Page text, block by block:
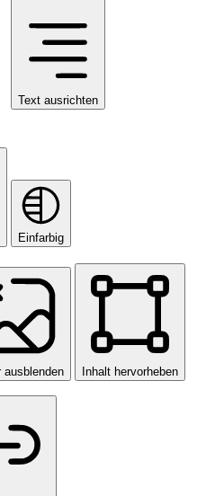
Text ausrichten
Einfarbig
ausblenden Inhalt hervorheben